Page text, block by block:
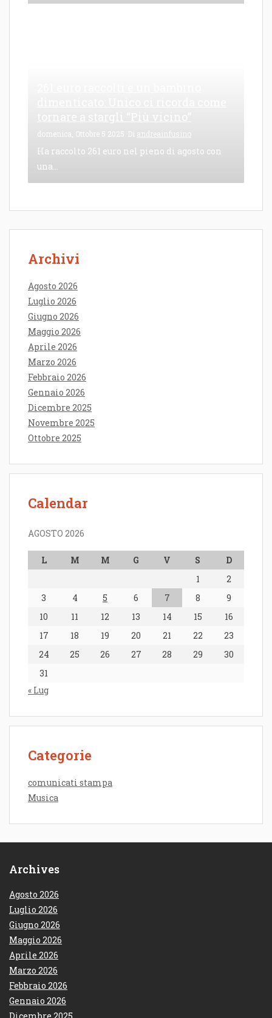
domenica, Ottobre 5 2025 Di andreainfusino
Ha raccolto 261 euro nel pieno di agosto con
una...
Archivi
Agosto 2026
Luglio 2026
Giugno 2026
Maggio 2026
Aprile 2026
Marzo 2026
Febbraio 2026
Gennaio 2026
Dicembre 2025
Novembre 2025
Ottobre 2025
Calendar
AGOSTO 2026
L M M G V S
D
1
2
3
4 5 6 7 8
9
10
11 12 13 14 15
16
17
18 19 20 21 22
23
24
25 26 27 28 29
30
31
« Lug
Categorie
comunicati stampa
Musica
Archives
Agosto 2026
Luglio 2026
Giugno 2026
Maggio 2026
Aprile 2026
Marzo 2026
Febbraio 2026
Gennaio 2026